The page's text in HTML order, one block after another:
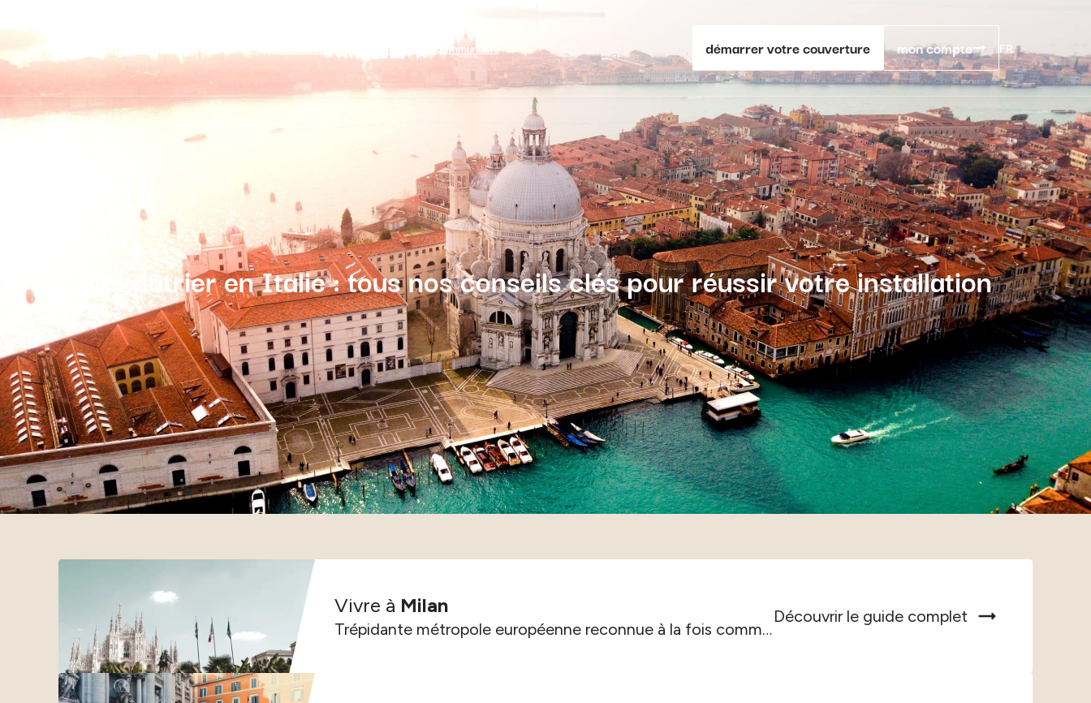
particuliers entreprises & courtiers communauté démarrer votre couverture mon compte FR
S’expatrier en Italie : tous nos conseils clés pour réussir votre installation
Vivre à Milan
Trépidante métropole européenne reconnue à la fois comme...
Découvrir le guide complet